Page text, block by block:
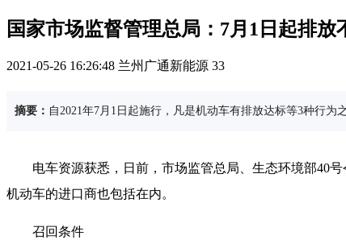
国家市场监督管理总局：7月1日起排放
2021-05-26 16:26:48 兰州广通新能源 33
摘要： 自2021年7月1日起施行，凡是机动车有排放达标等3种行
电车资源获悉，日前，市场监管总局、生态环境部40
机动车的进口商也包括在内。
召回条件